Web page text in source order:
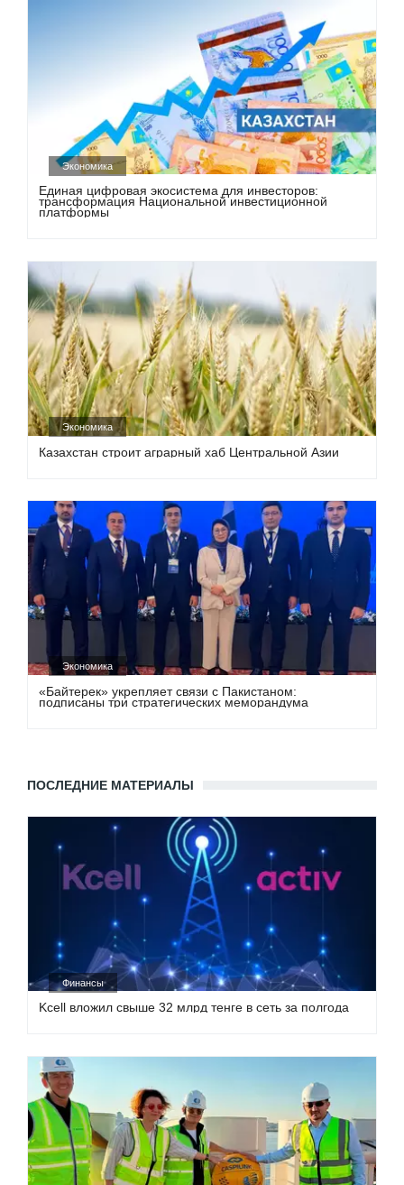
Экономика
Единая цифровая экосистема для инвесторов:
трансформация Национальной инвестиционной
платформы
Экономика
Казахстан строит аграрный хаб Центральной Азии
Экономика
«Байтерек» укрепляет связи с Пакистаном:
подписаны три стратегических меморандума
ПОСЛЕДНИЕ МАТЕРИАЛЫ
Финансы
Kcell вложил свыше 32 млрд тенге в сеть за полгода